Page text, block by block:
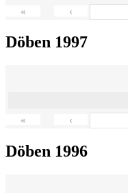
« ‹
Döben 1997
« ‹
Döben 1996